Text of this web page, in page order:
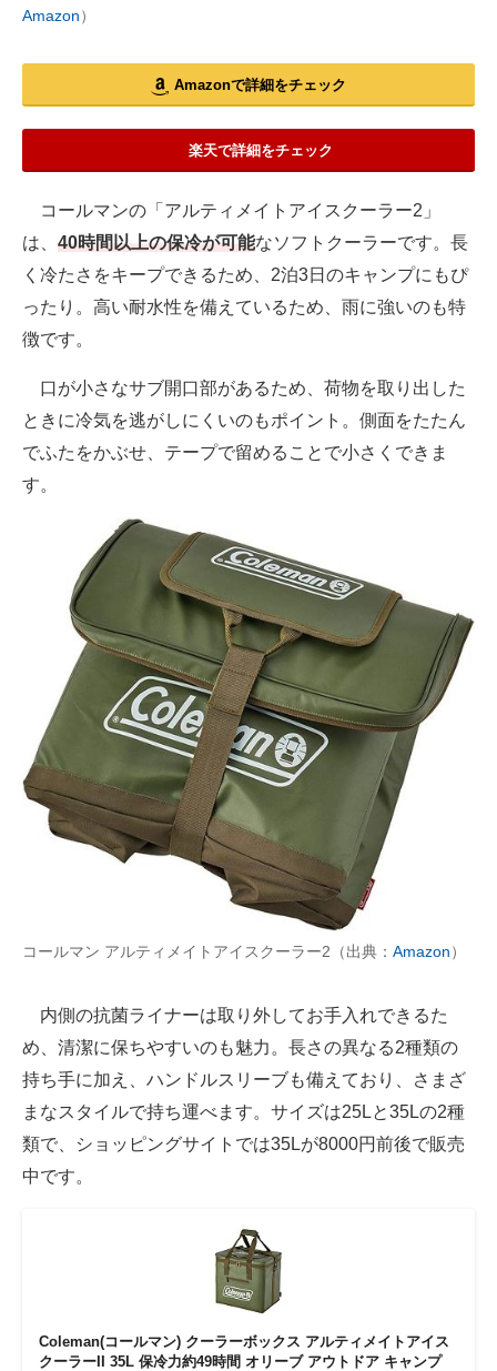
Amazon）
Amazonで詳細をチェック
楽天で詳細をチェック
コールマンの「アルティメイトアイスクーラー2」
は、 40時間以上の保冷が可能なソフトクーラーです。長
く冷たさをキープできるため、2泊3日のキャンプにもぴ
ったり。高い耐水性を備えているため、雨に強いのも特
徴です。
口が小さなサブ開口部があるため、荷物を取り出した
ときに冷気を逃がしにくいのもポイント。側面をたたん
でふたをかぶせ、テープで留めることで小さくできま
す。
コールマン アルティメイトアイスクーラー2（出典： Amazon）
内側の抗菌ライナーは取り外してお手入れできるた
め、清潔に保ちやすいのも魅力。長さの異なる2種類の
持ち手に加え、ハンドルスリーブも備えており、さまざ
まなスタイルで持ち運べます。サイズは25Lと35Lの2種
類で、ショッピングサイトでは35Lが8000円前後で販売
中です。
Coleman(コールマン) クーラーボックス アルティメイトアイス
クーラーII 35L 保冷力約49時間 オリーブ アウトドア キャンプ